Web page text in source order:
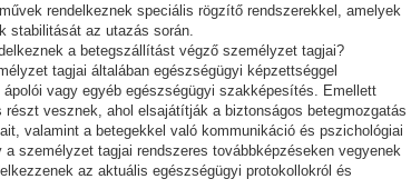
rendelkeznek speciális rögzítő rendszerekkel, amelyek
stabilitását az utazás során.
a betegszállítást végző személyzet tagjai?
tagjai általában egészségügyi képzettséggel
vagy egyéb egészségügyi szakképesítés. Emellett
vesznek, ahol elsajátítják a biztonságos betegmozgatás
valamint a betegekkel való kommunikáció és pszichológiai
személyzet tagjai rendszeres továbbképzéseken vegyenek
az aktuális egészségügyi protokollokról és